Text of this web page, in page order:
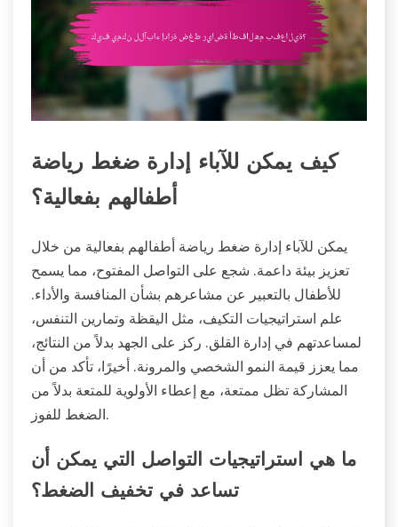
كيف يمكن للآباء إدارة ضغط رياضة
أطفالهم بفعالية؟
يمكن للآباء إدارة ضغط رياضة أطفالهم بفعالية من خلال
تعزيز بيئة داعمة. شجع على التواصل المفتوح، مما يسمح
للأطفال بالتعبير عن مشاعرهم بشأن المنافسة والأداء.
علم استراتيجيات التكيف، مثل اليقظة وتمارين التنفس،
لمساعدتهم في إدارة القلق. ركز على الجهد بدلاً من النتائج،
مما يعزز قيمة النمو الشخصي والمرونة. أخيرًا، تأكد من أن
المشاركة تظل ممتعة، مع إعطاء الأولوية للمتعة بدلاً من
الضغط للفوز.
ما هي استراتيجيات التواصل التي يمكن أن
تساعد في تخفيف الضغط؟